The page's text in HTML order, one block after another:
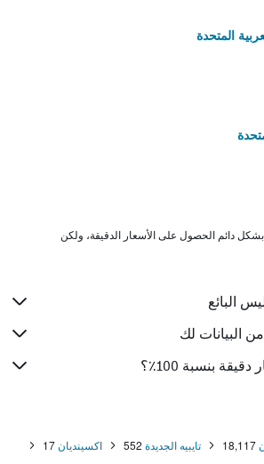
المتحدة
البيانات لك
بنسبة 100٪؟
18,117 تايبيه الجديدة 552 اكسينديان 17